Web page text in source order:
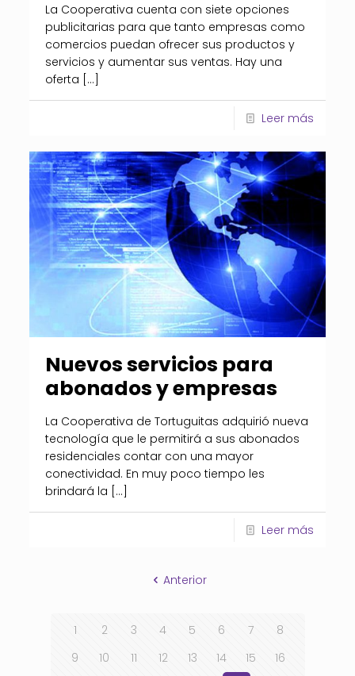
La Cooperativa cuenta con siete opciones
publicitarias para que tanto empresas como
comercios puedan ofrecer sus productos y
servicios y aumentar sus ventas. Hay una
oferta […]
Leer más
Nuevos servicios para
abonados y empresas
La Cooperativa de Tortuguitas adquirió nueva
tecnología que le permitirá a sus abonados
residenciales contar con una mayor
conectividad. En muy poco tiempo les
brindará la […]
Leer más
Anterior
1 2 3 4 5 6 7
8
9
10 11 12 13 14 15
16